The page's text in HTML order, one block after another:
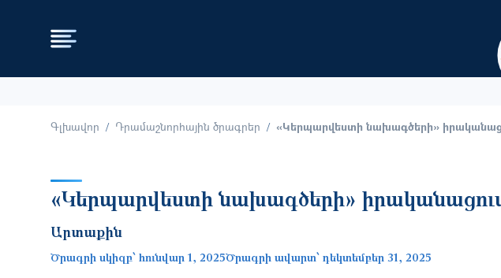
Գլխավոր Դրամաշնորհային ծրագրեր «Կերպարվեստի նախագծերի»
«Կերպարվեստի նախագծերի»
Արտաքին
Ծրագրի սկիզբ՝ հունվար 1, 2025Ծրագրի ավարտ՝ դեկտեմբեր 31, 2025